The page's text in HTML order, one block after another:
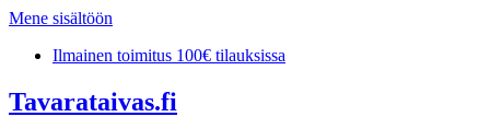
Mene sisältöön
Ilmainen toimitus 100€ tilauksissa
Tavarataivas.fi